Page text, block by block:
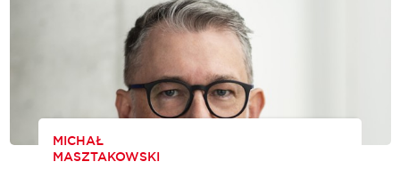
MICHAŁ
MASZTAKOWSKI